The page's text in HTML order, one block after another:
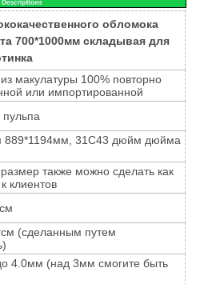
обломока
700*1000мм складывая для
макулатуры 100% повторно
или импортированной
889*1194мм, 31С43 дюйм дюйма
также можно сделать как
клиентов
(сделанным путем
4.0мм (над 3мм смогите быть